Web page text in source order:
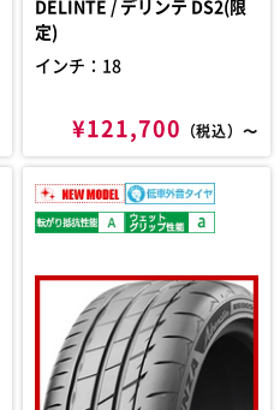
DELINTE / デリンテ DS2(限
定)
インチ：18
¥121,700 （税込）〜